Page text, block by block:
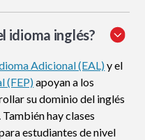
idioma inglés?
Adicional (EAL)y el
(FEP)apoyan a los
su dominio del inglés
hay clases
estudiantes de nivel